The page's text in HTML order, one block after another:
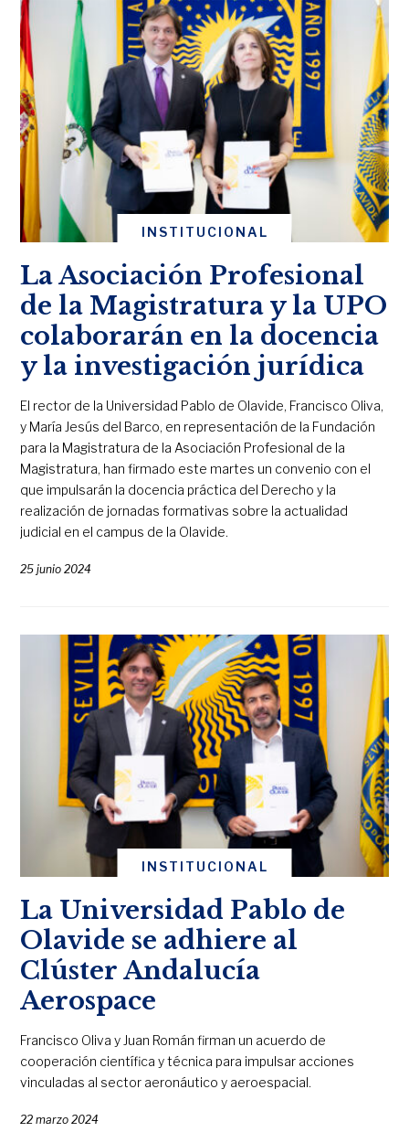
INSTITUCIONAL
La Asociación Profesional
de la Magistratura y la UPO
colaborarán en la docencia
y la investigación jurídica
El rector de la Universidad Pablo de Olavide, Francisco Oliva,
y María Jesús del Barco, en representación de la Fundación
para la Magistratura de la Asociación Profesional de la
Magistratura, han firmado este martes un convenio con el
que impulsarán la docencia práctica del Derecho y la
realización de jornadas formativas sobre la actualidad
judicial en el campus de la Olavide.
25 junio 2024
INSTITUCIONAL
La Universidad Pablo de
Olavide se adhiere al
Clúster Andalucía
Aerospace
Francisco Oliva y Juan Román firman un acuerdo de
cooperación científica y técnica para impulsar acciones
vinculadas al sector aeronáutico y aeroespacial.
22 marzo 2024